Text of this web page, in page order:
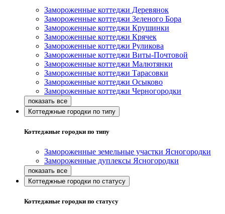
Замороженные коттеджи Деревянок
Замороженные коттеджи Зеленого Бора
Замороженные коттеджи Крушинки
Замороженные коттеджи Крячек
Замороженные коттеджи Руликова
Замороженные коттеджи Виты-Почтовой
Замороженные коттеджи Малютянки
Замороженные коттеджи Тарасовки
Замороженные коттеджи Осыково
Замороженные коттеджи Черногородки
Коттеджные городки по типу
Коттеджные городки по типу
Замороженные земельные участки Ясногородки
Замороженные дуплексы Ясногородки
Коттеджные городки по статусу
Коттеджные городки по статусу